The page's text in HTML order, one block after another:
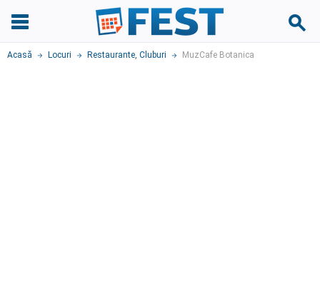
Acasă Locuri Restaurante, Cluburi MuzCafe Botanica